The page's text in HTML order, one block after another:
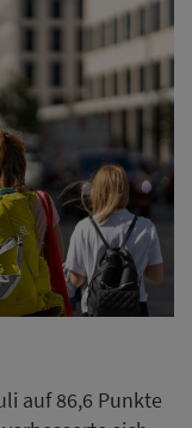
auf 86,6 Punkte